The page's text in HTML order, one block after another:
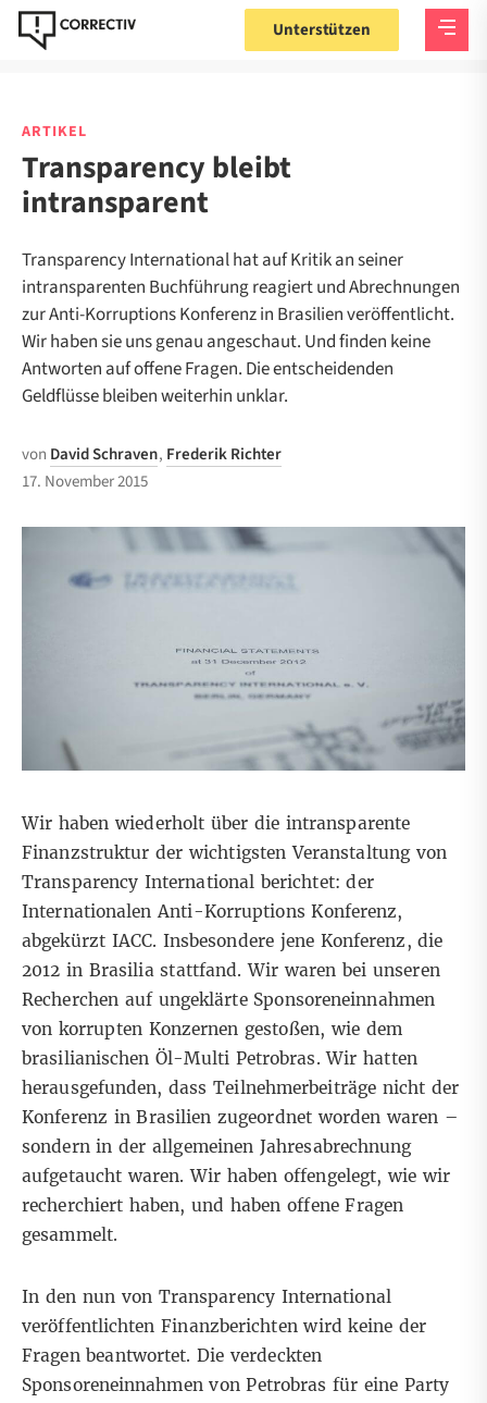
Unterstützen
ARTIKEL
Transparency bleibt
intransparent
Transparency International hat auf Kritik an seiner
intransparenten Buchführung reagiert und Abrechnungen
zur Anti-Korruptions Konferenz in Brasilien veröffentlicht.
Wir haben sie uns genau angeschaut. Und finden keine
Antworten auf offene Fragen. Die entscheidenden
Geldflüsse bleiben weiterhin unklar.
von David Schraven, Frederik Richter
17. November 2015
Wir haben wiederholt über die intransparente
Finanzstruktur der wichtigsten Veranstaltung von
Transparency International berichtet: der
Internationalen Anti-Korruptions Konferenz,
abgekürzt IACC. Insbesondere jene Konferenz, die
2012 in Brasilia stattfand. Wir waren bei unseren
Recherchen auf ungeklärte Sponsoreneinnahmen
von korrupten Konzernen gestoßen, wie dem
brasilianischen Öl-Multi Petrobras. Wir hatten
herausgefunden, dass Teilnehmerbeiträge nicht der
Konferenz in Brasilien zugeordnet worden waren –
sondern in der allgemeinen Jahresabrechnung
aufgetaucht waren.Wir haben offengelegt, wie wir
recherchiert haben, und haben offene Fragen
gesammelt.
In den nun von Transparency International
veröffentlichten Finanzberichtenwird keine der
Fragen beantwortet. Die verdeckten
Sponsoreneinnahmen von Petrobras für eine Party